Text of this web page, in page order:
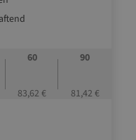
60
83,62 €
90
81,42 €